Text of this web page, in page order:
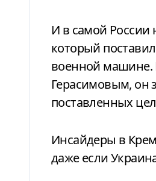
И в самой России
который
военной машине.
Герасимовым, он
поставленных
Инсайдеры в
даже если